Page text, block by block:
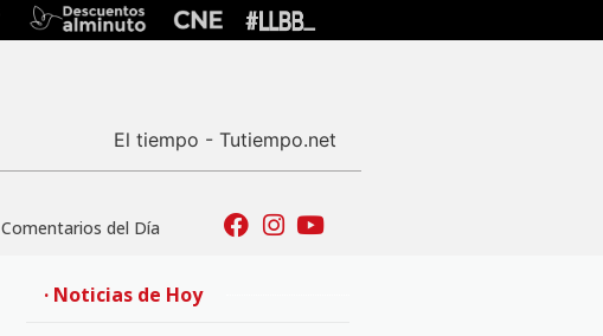
El tiempo - Tutiempo.net
Comentarios del Día
· Noticias de Hoy